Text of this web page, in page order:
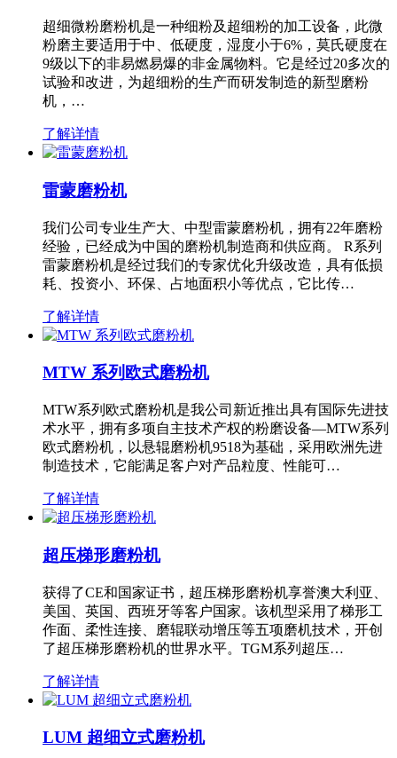
超细微粉磨粉机是一种细粉及超细粉的加工设备，此微
粉磨主要适用于中、低硬度，湿度小于6%，莫氏硬度在
9级以下的非易燃易爆的非金属物料。它是经过20多次的
试验和改进，为超细粉的生产而研发制造的新型磨粉
机，…
了解详情
雷蒙磨粉机
我们公司专业生产大、中型雷蒙磨粉机，拥有22年磨粉
经验，已经成为中国的磨粉机制造商和供应商。 R系列
雷蒙磨粉机是经过我们的专家优化升级改造，具有低损
耗、投资小、环保、占地面积小等优点，它比传…
了解详情
MTW 系列欧式磨粉机
MTW系列欧式磨粉机是我公司新近推出具有国际先进技
术水平，拥有多项自主技术产权的粉磨设备—MTW系列
欧式磨粉机，以悬辊磨粉机9518为基础，采用欧洲先进
制造技术，它能满足客户对产品粒度、性能可…
了解详情
超压梯形磨粉机
获得了CE和国家证书，超压梯形磨粉机享誉澳大利亚、
美国、英国、西班牙等客户国家。该机型采用了梯形工
作面、柔性连接、磨辊联动增压等五项磨机技术，开创
了超压梯形磨粉机的世界水平。TGM系列超压…
了解详情
LUM 超细立式磨粉机